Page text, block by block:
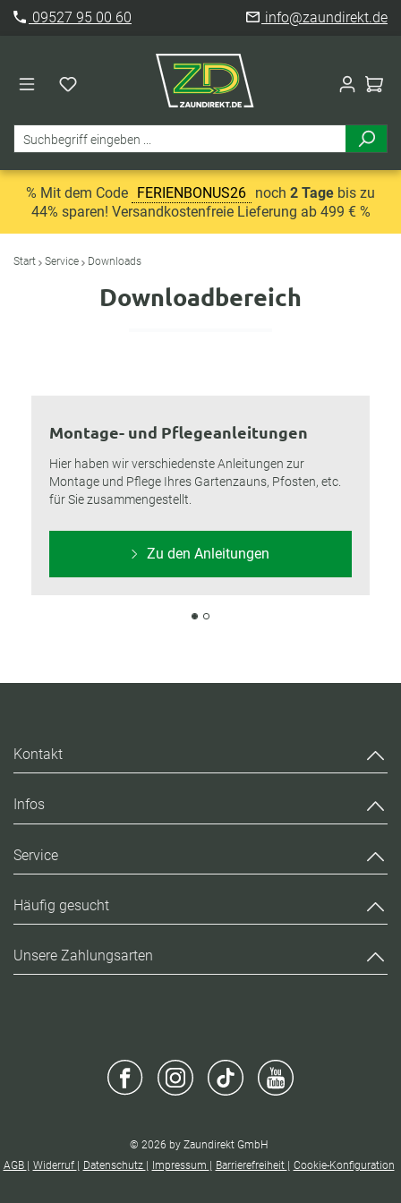
09527 95 00 60 info@zaundirekt.de
% Mit dem Code FERIENBONUS26 noch 2 Tage bis zu
44% sparen! Versandkostenfreie Lieferung ab 499 € %
Start Service Downloads
Downloadbereich
Montage- und Pflegeanleitungen
Hier haben wir verschiedenste Anleitungen zur
Montage und Pflege Ihres Gartenzauns, Pfosten, etc.
für Sie zusammengestellt.
Zu den Anleitungen
Kontakt
Infos
Service
Häufig gesucht
Unsere Zahlungsarten
© 2026 by Zaundirekt GmbH
AGB
Widerruf Datenschutz Impressum Barrierefreiheit Cookie-Konfiguration